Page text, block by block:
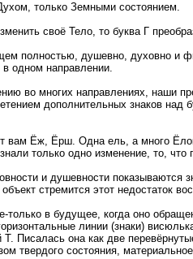
только Земными состоянием.
своё Тело, то буква Г
полностью, душевно, духовно и
одном направлении.
во многих направлениях, наши
дополнительных знаков
вам Ёж, Ёрш. Одна ель, а много
только одно изменение, то,
и душевности
стремится этот
только в будущее, когда оно
линии (знаки)
Т. Писалась она как две
твердого состояния,